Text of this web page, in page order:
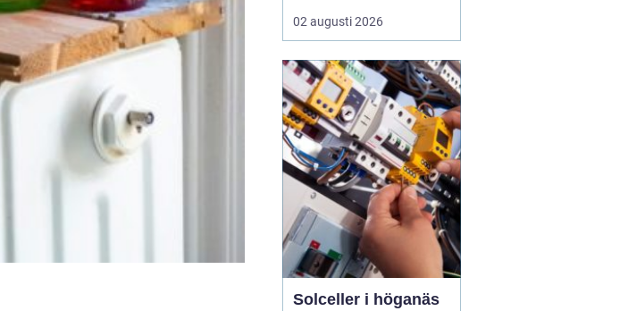
människor i
århundraden med sin
hållbarhet. Genom att
blanda marmor, granit,
glas och andra material
med cement skapas
terrazzo, som sedan
poleras f...
02 augusti 2026
Solceller i höganäs